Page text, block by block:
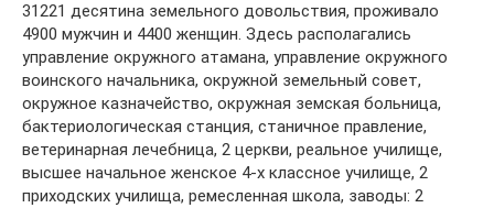
31221 десятина земельного довольствия, проживало
4900 мужчин и 4400 женщин. Здесь располагались
управление окружного атамана, управление окружного
воинского начальника, окружной земельный совет,
окружное казначейство, окружная земская больница,
бактериологическая станция, станичное правление,
ветеринарная лечебница, 2 церкви, реальное училище,
высшее начальное женское 4-х классное училище, 2
приходских училища, ремесленная школа, заводы: 2